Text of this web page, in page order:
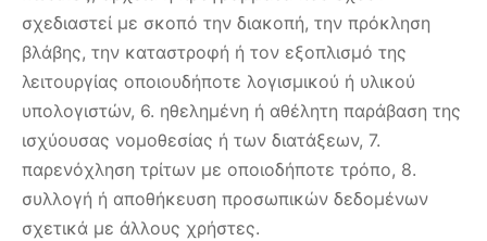
σχεδιαστεί με σκοπό την διακοπή, την πρόκληση
βλάβης, την καταστροφή ή τον εξοπλισμό της
λειτουργίας οποιουδήποτε λογισμικού ή υλικού
υπολογιστών, 6. ηθελημένη ή αθέλητη παράβαση της
ισχύουσας νομοθεσίας ή των διατάξεων, 7.
παρενόχληση τρίτων με οποιοδήποτε τρόπο, 8.
συλλογή ή αποθήκευση προσωπικών δεδομένων
σχετικά με άλλους χρήστες.